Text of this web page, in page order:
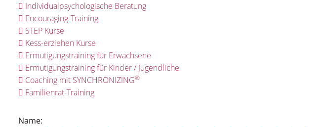
Individualpsychologische Beratung
Encouraging-Training
STEP Kurse
Kess-erziehen Kurse
Ermutigungstraining für Erwachsene
Ermutigungstraining für Kinder / Jugendliche
Coaching mit SYNCHRONIZING®
Familienrat-Training
Name: